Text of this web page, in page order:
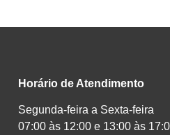
Horário de Atendimento
Segunda-feira a Sexta-feira
07:00 às 12:00 e 13:00 às